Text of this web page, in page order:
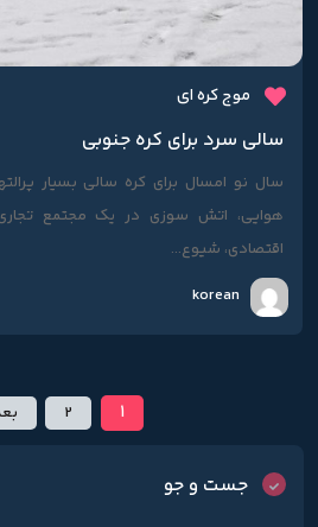
موج کره ای
سالی سرد برای کره جنوبی
سال نو امسال برای کره سالی بسیار
هوایی، اتش سوزی در یک مجتمع
اقتصادی، شیوع...
korean
1
2
جست و جو